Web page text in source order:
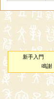
新手入門
鳴謝